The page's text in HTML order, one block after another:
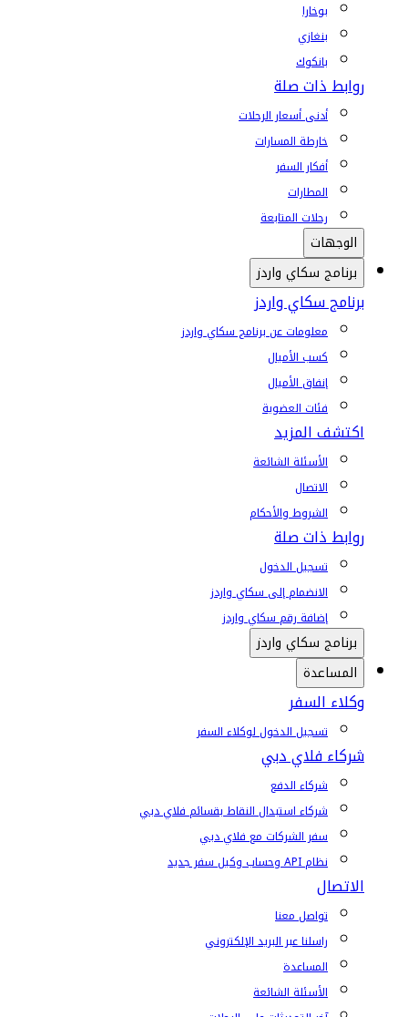
بوخارا
بنغازي
بانكوك
روابط ذات صلة
أدنى أسعار الرحلات
خارطة المسارات
أفكار السفر
المطارات
رحلات المتابعة
الوجهات
برنامج سكاي واردز
برنامج سكاي واردز
معلومات عن برنامج سكاي واردز
كسب الأميال
إنفاق الأميال
فئات العضوية
اكتشف المزيد
الأسئلة الشائعة
الاتصال
الشروط والأحكام
روابط ذات صلة
تسجيل الدخول
الانضمام إلى سكاي واردز
إضافة رقم سكاي واردز
برنامج سكاي واردز
المساعدة
وكلاء السفر
تسجيل الدخول لوكلاء السفر
شركاء فلاي دبي
شركاء الدفع
شركاء استبدال النقاط بقسائم فلاي دبي
سفر الشركات مع فلاي دبي
نظام API وحساب وكيل سفر جديد
الاتصال
تواصل معنا
راسلنا عبر البريد الإلكتروني
المساعدة
الأسئلة الشائعة